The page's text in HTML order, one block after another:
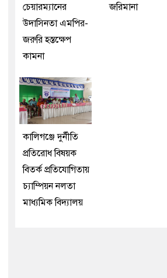
চেয়ারম্যানের
উদাসিনতা এমপির-
জরুরি হস্তক্ষেপ
কামনা
জরিমানা
কালিগঞ্জে দুর্নীতি
প্রতিরোধ বিষয়ক
বিতর্ক প্রতিযোগিতায়
চ্যাম্পিয়ন নলতা
মাধ্যমিক বিদ্যালয়